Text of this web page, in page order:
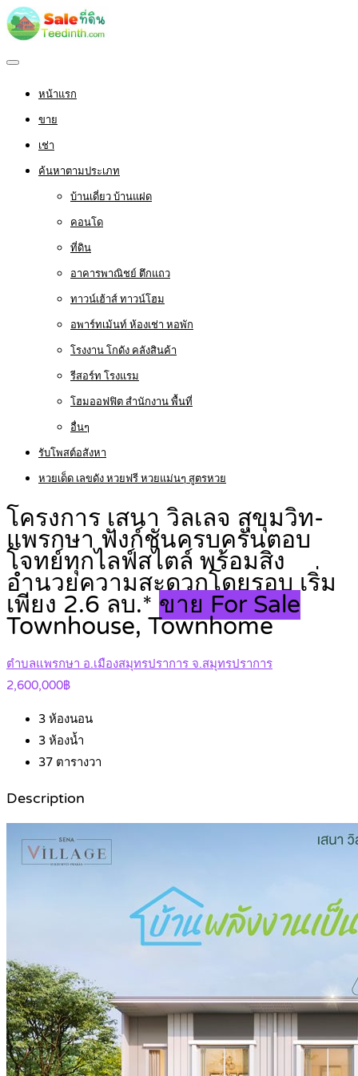
หน้าแรก
ขาย
เช่า
ค้นหาตามประเภท
บ้านเดี่ยว บ้านแฝด
คอนโด
ที่ดิน
อาคารพาณิชย์ ตึกแถว
ทาวน์เฮ้าส์ ทาวน์โฮม
อพาร์ทเม้นท์ ห้องเช่า หอพัก
โรงงาน โกดัง คลังสินค้า
รีสอร์ท โรงแรม
โฮมออฟฟิต สำนักงาน พื้นที่
อื่นๆ
รับโพสต์อสังหา
หวยเด็ด เลขดัง หวยฟรี หวยแม่นๆ สูตรหวย
โครงการ เสนา วิลเลจ สุขุมวิท-
แพรกษา ฟังก์ชันครบครันตอบ
โจทย์ทุกไลฟ์สไตล์ พร้อมสิ่ง
อำนวยความสะดวกโดยรอบ เริ่ม
เพียง 2.6 ลบ.* ขาย For Sale
Townhouse, Townhome
ตำบลแพรกษา อ.เมืองสมุทรปราการ จ.สมุทรปราการ
2,600,000฿
3 ห้องนอน
3 ห้องน้ำ
37 ตารางวา
Description